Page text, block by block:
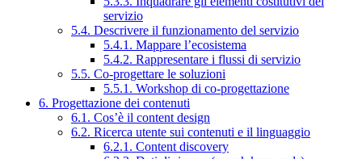
servizio
5.4. Descrivere il funzionamento del servizio
5.4.1. Mappare l’ecosistema
5.4.2. Rappresentare i flussi di servizio
5.5. Co-progettare le soluzioni
5.5.1. Workshop di co-progettazione
6. Progettazione dei contenuti
6.1. Cos’è il content design
6.2. Ricerca utente sui contenuti e il linguaggio
6.2.1. Content discovery